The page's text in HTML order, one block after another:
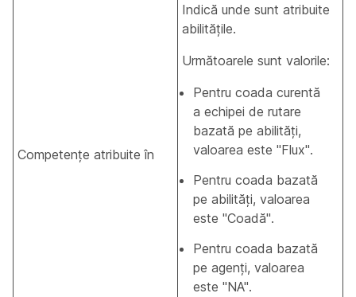
Competențe atribuite în
Indică unde sunt atribuite
abilitățile.
Următoarele sunt valorile:
Pentru coada curentă
a echipei de rutare
bazată pe abilități,
valoarea este "Flux".
Pentru coada bazată
pe abilități, valoarea
este "Coadă".
Pentru coada bazată
pe agenți, valoarea
este "NA".